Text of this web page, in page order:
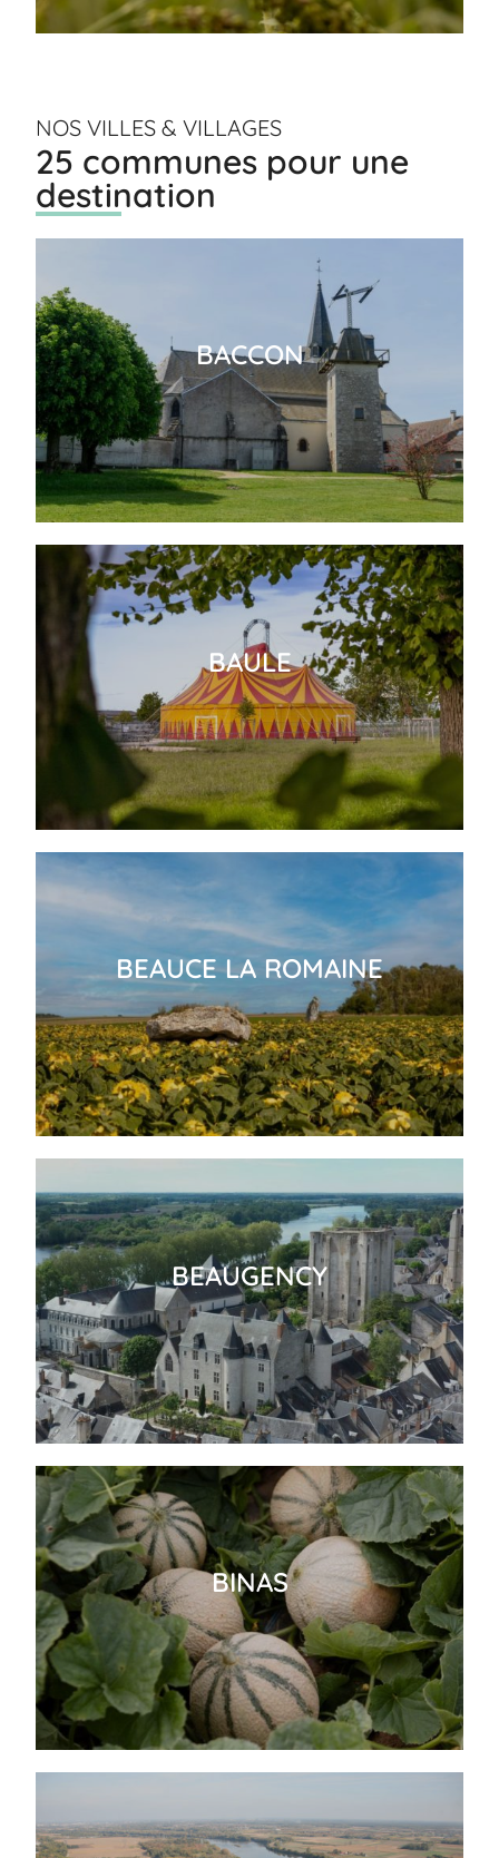
NOS VILLES & VILLAGES
25 communes pour une
destination
BACCON
BAULE
BEAUCE LA ROMAINE
BEAUGENCY
BINAS